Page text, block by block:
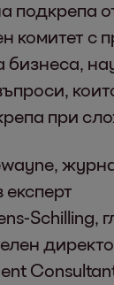
подкрепа
комитет с
бизнеса,
при
Schilling,